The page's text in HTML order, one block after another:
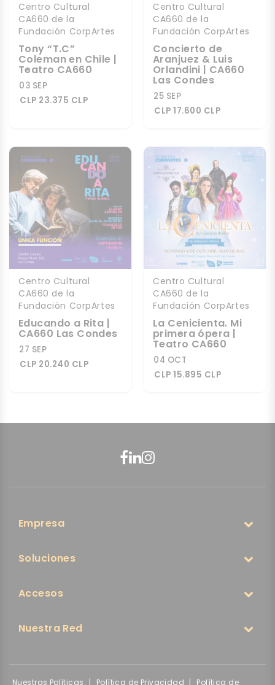
Centro Cultural
CA660 de la
Fundación CorpArtes
Tony “T.C”
Coleman en Chile |
Teatro CA660
03 SEP
CLP 23.375 CLP
Centro Cultural
CA660 de la
Fundación CorpArtes
Concierto de
Aranjuez & Luis
Orlandini | CA660
Las Condes
25 SEP
CLP 17.600 CLP
Centro Cultural
CA660 de la
Fundación CorpArtes
Educando a Rita |
CA660 Las Condes
27 SEP
CLP 20.240 CLP
Centro Cultural
CA660 de la
Fundación CorpArtes
La Cenicienta. Mi
primera ópera |
Teatro CA660
04 OCT
CLP 15.895 CLP
Empresa
Soluciones
Accesos
Nuestra Red
Nuestras Políticas | Política de Privacidad | Política de